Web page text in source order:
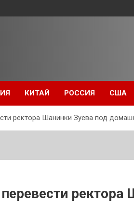
КИТАЙ РОССИЯ США
ректора Шанинки Зуева под
ректора